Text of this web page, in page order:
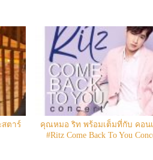
สตาร์
คุณหมอ ริท พร้อมเต็มที่กับ คอน
#Ritz Come Back To You